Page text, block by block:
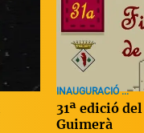
INAUGURACIÓ ...
31ª edició
Guimerà